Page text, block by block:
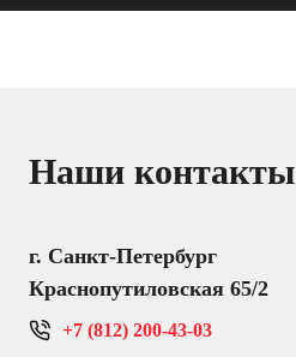
Наши контакты
г. Санкт-Петербург
Краснопутиловская 65/2
+7 (812) 200-43-03